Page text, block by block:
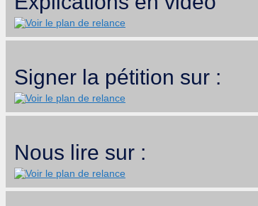
Signer la pétition sur :
Nous lire sur :